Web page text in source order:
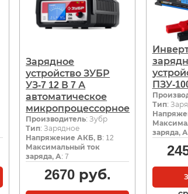
Зарядное
устройство ЗУБР
УЗ-7 12 В 7 А
автоматическое
микропроцессорное
Производитель: Зубр
Тип: Зарядное
Напряжение АКБ, В: 12
Максимальный ток
заряда, А: 7
2670руб.
ПЗУ-
Тип:
заряда, А